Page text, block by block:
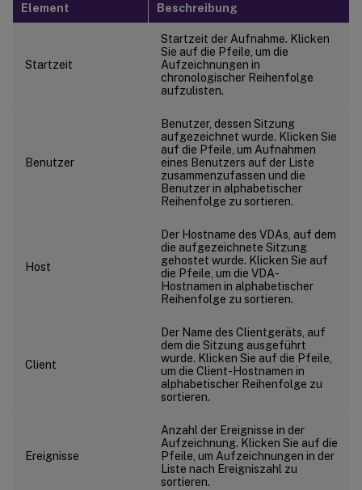
Element Beschreibung
Startzeit
Startzeit der Aufnahme. Klicken
Sie auf die Pfeile, um die
Aufzeichnungen in
chronologischer Reihenfolge
aufzulisten.
Benutzer
Benutzer, dessen Sitzung
aufgezeichnet wurde. Klicken Sie
auf die Pfeile, um Aufnahmen
eines Benutzers auf der Liste
zusammenzufassen und die
Benutzer in alphabetischer
Reihenfolge zu sortieren.
Host
Der Hostname des VDAs, auf dem
die aufgezeichnete Sitzung
gehostet wurde. Klicken Sie auf
die Pfeile, um die VDA-
Hostnamen in alphabetischer
Reihenfolge zu sortieren.
Client
Der Name des Clientgeräts, auf
dem die Sitzung ausgeführt
wurde. Klicken Sie auf die Pfeile,
um die Client-Hostnamen in
alphabetischer Reihenfolge zu
sortieren.
Ereignisse
Anzahl der Ereignisse in der
Aufzeichnung. Klicken Sie auf die
Pfeile, um Aufzeichnungen in der
Liste nach Ereigniszahl zu
sortieren.